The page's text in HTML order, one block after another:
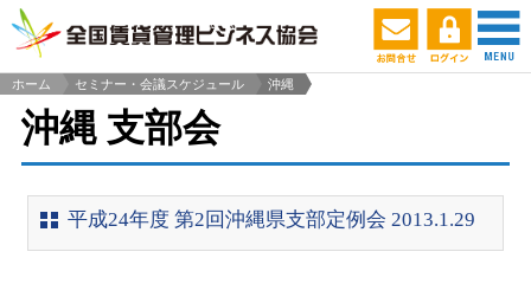
ホーム
セミナー・会議スケジュール
沖縄
沖縄 支部会
平成24年度 第2回沖縄県支部定例会 2013.1.29